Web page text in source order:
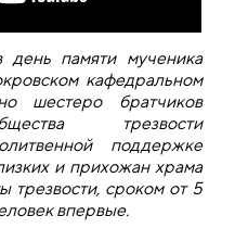
памяти мученика
кафедральном
шестеро братчиков
трезвости
поддержке
и прихожан храма
трезвости, сроком от 5
впервые.